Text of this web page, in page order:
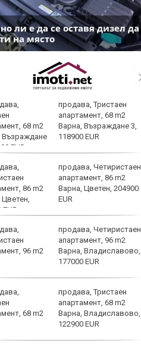
ли е да се оставя дизел да
на място
продава, Тристаен
апартамент, 68 m2
Варна, Възраждане 3,
118900 EUR
продава, Четиристаен
апартамент, 86 m2
Варна, Цветен, 204900
EUR
продава, Четиристаен
апартамент, 96 m2
Варна, Владиславово,
177000 EUR
продава, Тристаен
апартамент, 68 m2
Варна, Владиславово,
122900 EUR